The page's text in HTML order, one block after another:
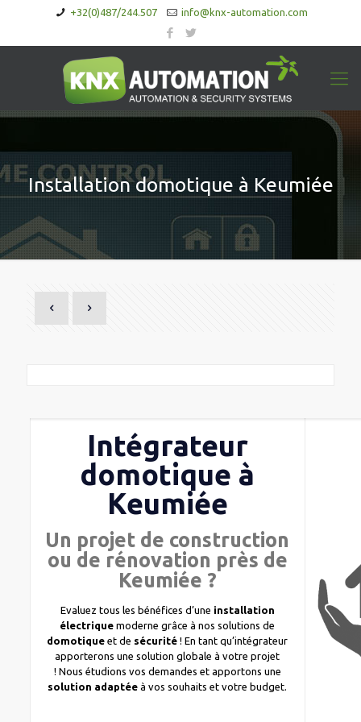
+32(0)487/244.507 info@knx-automation.com
Installation domotique à Keumiée
Intégrateur
domotique à
Keumiée
Un projet de construction
ou de rénovation près de
Keumiée ?
Evaluez tous les bénéfices d’une installation
électrique moderne grâce à nos solutions de
domotique et de sécurité ! En tant qu’intégrateur
apporterons une solution globale à votre projet
! Nous étudions vos demandes et apportons une
solution adaptéeà vos souhaits et votre budget.